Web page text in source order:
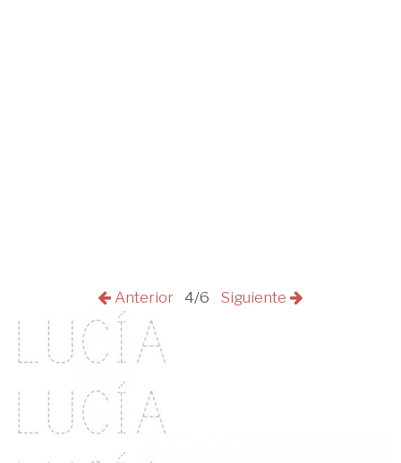
Anterior 4/6 Siguiente